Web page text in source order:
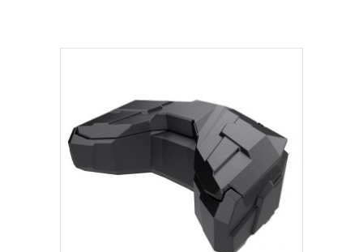
PŘIDAT DO KOŠÍKU